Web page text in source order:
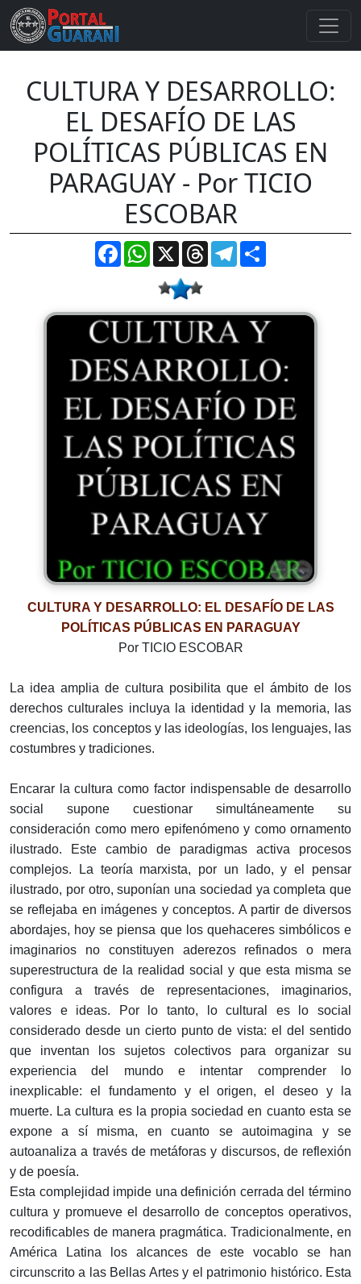
CULTURA Y DESARROLLO:
EL DESAFÍO DE LAS
POLÍTICAS PÚBLICAS EN
PARAGUAY - Por TICIO
ESCOBAR
FacebookWhatsApp
X ThreadsTelegram
CULTURA Y DESARROLLO: EL DESAFÍO DE LAS
POLÍTICAS PÚBLICAS EN PARAGUAY
Por TICIO ESCOBAR
La idea amplia de cultura posibilita que el ámbito de los
derechos culturales incluya la identidad y la memoria, las
creencias, los conceptos y las ideologías, los lenguajes, las
costumbres y tradiciones.
Encarar la cultura como factor indispensable de desarrollo
social supone cuestionar simultáneamente su
consideración como mero epifenómeno y como ornamento
ilustrado. Este cambio de paradigmas activa procesos
complejos. La teoría marxista, por un lado, y el pensar
ilustrado, por otro, suponían una sociedad ya completa que
se reflejaba en imágenes y conceptos. A partir de diversos
abordajes, hoy se piensa que los quehaceres simbólicos e
imaginarios no constituyen aderezos refinados o mera
superestructura de la realidad social y que esta misma se
configura a través de representaciones, imaginarios,
valores e ideas. Por lo tanto, lo cultural es lo social
considerado desde un cierto punto de vista: el del sentido
que inventan los sujetos colectivos para organizar su
experiencia del mundo e intentar comprender lo
inexplicable: el fundamento y el origen, el deseo y la
muerte. La cultura es la propia sociedad en cuanto esta se
expone a sí misma, en cuanto se autoimagina y se
autoanaliza a través de metáforas y discursos, de reflexión
y de poesía.
Esta complejidad impide una definición cerrada del término
cultura y promueve el desarrollo de conceptos operativos,
recodificables de manera pragmática. Tradicionalmente, en
América Latina los alcances de este vocablo se han
circunscrito a las Bellas Artes y el patrimonio histórico. Esta